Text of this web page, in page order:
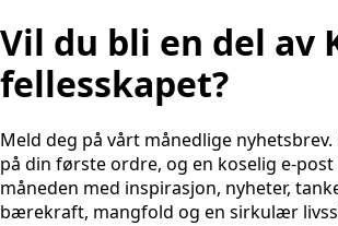
Vil du bli en del av
fellesskapet?
Meld deg på vårt månedlige
på din første ordre, og en koselig e-post
måneden med inspirasjon, nyheter,
bærekraft, mangfold og en sirkulær